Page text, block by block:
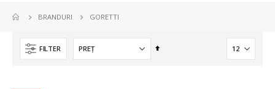
BRANDURI GORETTI
FILTER
Set